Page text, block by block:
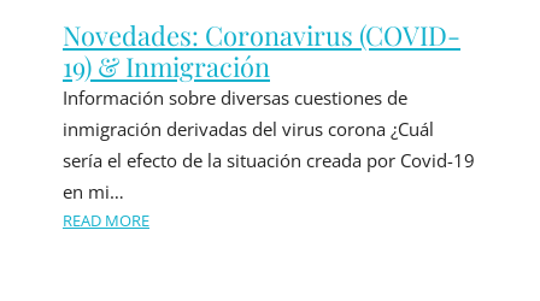
Novedades: Coronavirus (COVID-
19) & Inmigración
Información sobre diversas cuestiones de
inmigración derivadas del virus corona ¿Cuál
sería el efecto de la situación creada por Covid-19
en mi…
READ MORE